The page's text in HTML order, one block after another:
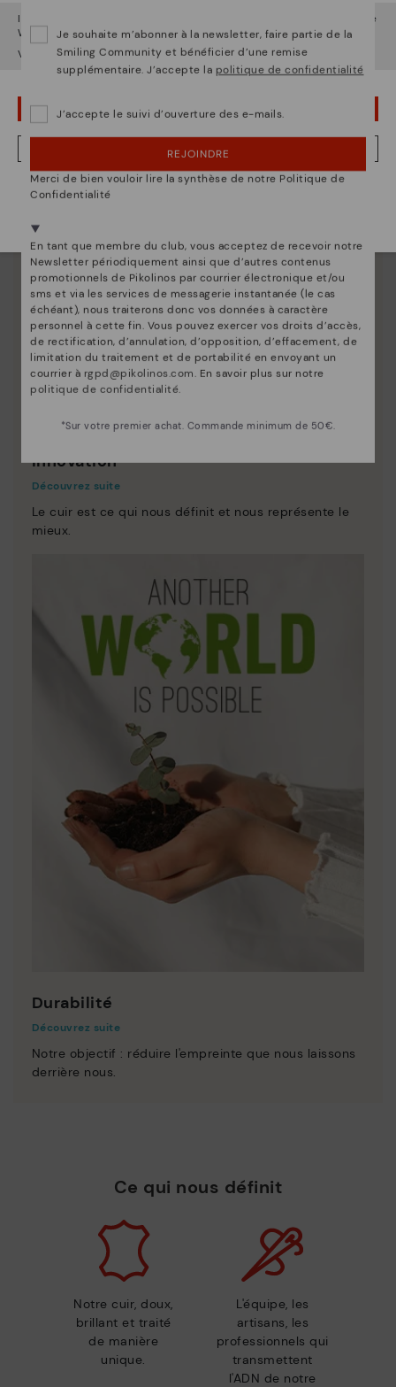
Innovation
Découvrez suite
Le cuir est ce qui nous définit et nous représente le
mieux.
Durabilité
Découvrez suite
Notre objectif : réduire l'empreinte que nous laissons
derrière nous.
Ce qui nous définit
Notre cuir, doux,
brillant et traité
de manière
unique.
L'équipe, les
artisans, les
professionnels qui
transmettent
l'ADN de notre
Il semble que vous êtes en
et vous allez accéder au site
Web deFrance.
Voulez-vous aller sur le site Web deÉtats-Unis ?
OUPS... JE ME SUIS TROMPÉ, JE VEUX RESTER EN ÉTATS-UNIS
NON, JE VEUX ALLER SUR LE SITE WEB DU FRANCE
Nous sommes présents dans plus de 29 boutiques
Je souhaite m’abonner à la newsletter, faire partie de la
Smiling Community et bénéficier d’une remise
supplémentaire. J’accepte la politique de confidentialité
J’accepte le suivi d’ouverture des e-mails.
REJOINDRE
Merci de bien vouloir lire la synthèse de notre Politique de
Confidentialité
En tant que membre du club, vous acceptez de recevoir notre
Newsletter périodiquement ainsi que d’autres contenus
promotionnels de Pikolinos par courrier électronique et/ou
sms et via les services de messagerie instantanée (le cas
échéant), nous traiterons donc vos données à caractère
personnel à cette fin. Vous pouvez exercer vos droits d’accès,
de rectification, d’annulation, d’opposition, d’effacement, de
limitation du traitement et de portabilité en envoyant un
courrier à rgpd@pikolinos.com. En savoir plus sur notre
politique de confidentialité.
*Sur votre premier achat. Commande minimum de 50€.